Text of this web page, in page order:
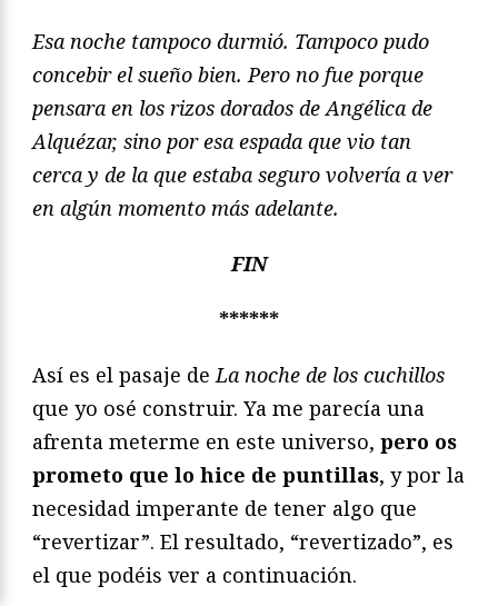
Esa noche tampoco durmió. Tampoco pudo
concebir el sueño bien. Pero no fue porque
pensara en los rizos dorados de Angélica de
Alquézar, sino por esa espada que vio tan
cerca y de la que estaba seguro volvería a ver
en algún momento más adelante.
FIN
******
Así es el pasaje deLa noche de los cuchillos
que yo osé construir. Ya me parecía una
afrenta meterme en este universo, pero os
prometo que lo hice de puntillas, y por la
necesidad imperante de tener algo que
“revertizar”. El resultado, “revertizado”, es
el que podéis ver a continuación.